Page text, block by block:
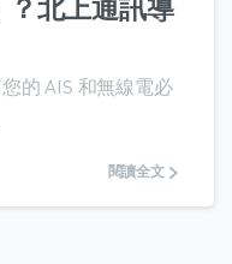
北上通訊導
的 AIS 和無線電必
閱讀全文